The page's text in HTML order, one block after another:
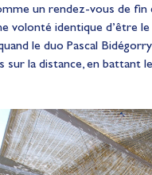
un rendez-vous de fin
volonté identique d’être
le duo Pascal
sur la distance, en battant